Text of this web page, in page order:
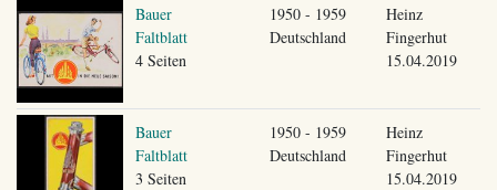
Bauer
Faltblatt
4 Seiten
1950 - 1959
Deutschland
Heinz
Fingerhut
15.04.2019
Bauer
Faltblatt
3 Seiten
1950 - 1959
Deutschland
Heinz
Fingerhut
15.04.2019